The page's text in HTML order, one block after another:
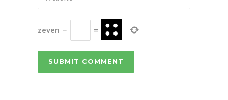
zeven − =